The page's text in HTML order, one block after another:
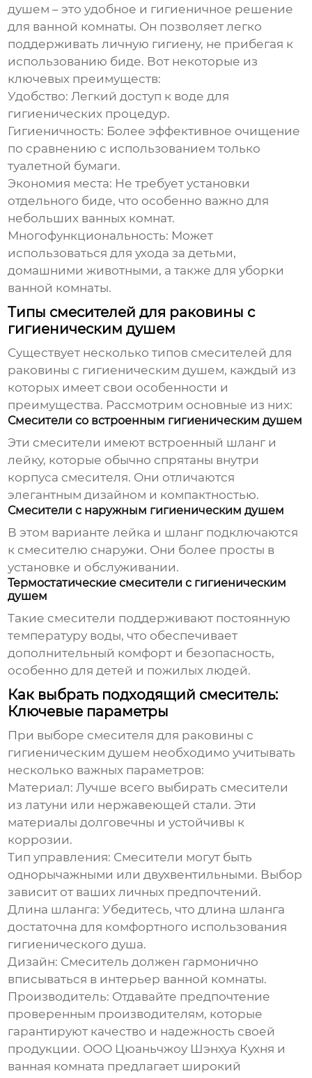
душем – это удобное и гигиеничное решение
для ванной комнаты. Он позволяет легко
поддерживать личную гигиену, не прибегая к
использованию биде. Вот некоторые из
ключевых преимуществ:
Удобство: Легкий доступ к воде для
гигиенических процедур.
Гигиеничность: Более эффективное очищение
по сравнению с использованием только
туалетной бумаги.
Экономия места: Не требует установки
отдельного биде, что особенно важно для
небольших ванных комнат.
Многофункциональность: Может
использоваться для ухода за детьми,
домашними животными, а также для уборки
ванной комнаты.
Типы смесителей для раковины с
гигиеническим душем
Существует несколько типов смесителей для
раковины с гигиеническим душем, каждый из
которых имеет свои особенности и
преимущества. Рассмотрим основные из них:
Смесители со встроенным гигиеническим душем
Эти смесители имеют встроенный шланг и
лейку, которые обычно спрятаны внутри
корпуса смесителя. Они отличаются
элегантным дизайном и компактностью.
Смесители с наружным гигиеническим душем
В этом варианте лейка и шланг подключаются
к смесителю снаружи. Они более просты в
установке и обслуживании.
Термостатические смесители с гигиеническим
душем
Такие смесители поддерживают постоянную
температуру воды, что обеспечивает
дополнительный комфорт и безопасность,
особенно для детей и пожилых людей.
Как выбрать подходящий смеситель:
Ключевые параметры
При выборе смесителя для раковины с
гигиеническим душем необходимо учитывать
несколько важных параметров:
Материал: Лучше всего выбирать смесители
из латуни или нержавеющей стали. Эти
материалы долговечны и устойчивы к
коррозии.
Тип управления: Смесители могут быть
однорычажными или двухвентильными. Выбор
зависит от ваших личных предпочтений.
Длина шланга: Убедитесь, что длина шланга
достаточна для комфортного использования
гигиенического душа.
Дизайн: Смеситель должен гармонично
вписываться в интерьер ванной комнаты.
Производитель: Отдавайте предпочтение
проверенным производителям, которые
гарантируют качество и надежность своей
продукции. ООО Цюаньчжоу Шэнхуа Кухня и
ванная комната предлагает широкий